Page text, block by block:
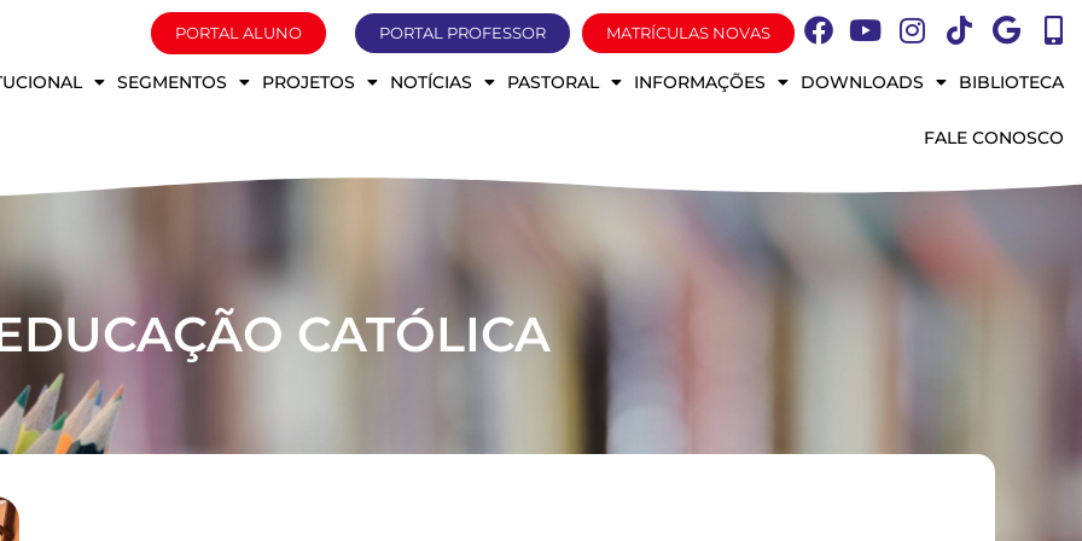
PORTAL ALUNO PORTAL PROFESSOR MATRÍCULAS NOVAS
SEGMENTOS PROJETOS NOTÍCIAS PASTORAL INFORMAÇÕES DOWNLOADS BIBLIOTECA
FALE CONOSCO
CATÓLICA